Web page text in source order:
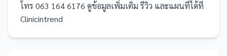
โทร 063 164 6176 ดูข้อมูลเพิ่มเติม รีวิว และแผนที่ได้ที่
Clinicintrend